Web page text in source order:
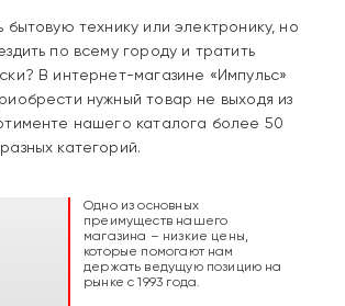
бытовую технику или электронику, но
по всему городу и тратить
В интернет-магазине «Импульс»
нужный товар не выходя из
нашего каталога более 50
категорий.
Одно из основных
преимуществ нашего
магазина – низкие цены,
которые помогают нам
держать ведущую позицию на
рынке с 1993 года.